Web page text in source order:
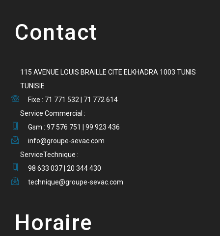
Contact
115 AVENUE LOUIS BRAILLE CITE ELKHADRA 1003 TUNIS
TUNISIE
Fixe : 71 771 532 | 71 772 614
Service Commercial :
Gsm : 97 576 751 | 99 923 436
info@groupe-sevac.com
ServiceTechnique :
98 633 037 | 20 344 430
technique@groupe-sevac.com
Horaire